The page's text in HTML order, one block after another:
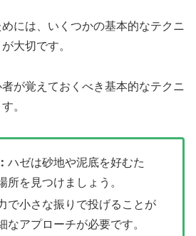
には、いくつかの基本的なテクニ
大切です。
が覚えておくべき基本的なテクニ
。
ハゼは砂地や泥底を好むた
所を見つけましょう。
で小さな振りで投げることが
なアプローチが必要です。